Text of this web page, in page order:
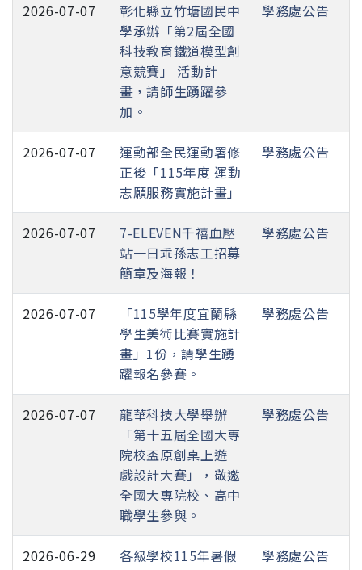
2026-07-07
彰化縣立竹塘國民中
學承辦「第2屆全國
科技教育鐵道模型創
意競賽」 活動計
畫，請師生踴躍參
加。
學務處公告
2026-07-07
運動部全民運動署修
正後「115年度 運動
志願服務實施計畫」
學務處公告
2026-07-07
7-ELEVEN千禧血壓
站一日乖孫志工招募
簡章及海報！
學務處公告
2026-07-07
「115學年度宜蘭縣
學生美術比賽實施計
畫」1份，請學生踴
躍報名參賽。
學務處公告
2026-07-07
龍華科技大學舉辦
「第十五屆全國大專
院校盃原創桌上遊
戲設計大賽」，敬邀
全國大專院校、高中
職學生參與。
學務處公告
2026-06-29
各級學校115年暑假
學務處公告